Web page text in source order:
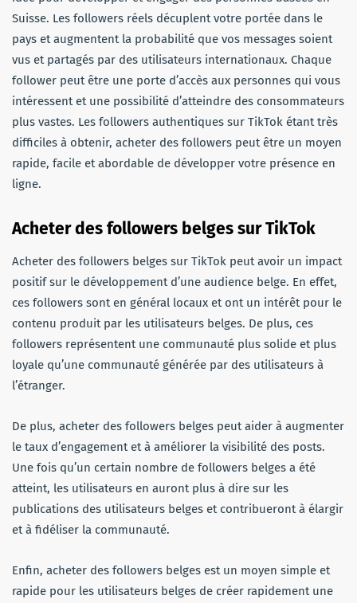
Suisse. Les followers réels décuplent votre portée dans le
pays et augmentent la probabilité que vos messages soient
vus et partagés par des utilisateurs internationaux. Chaque
follower peut être une porte d’accès aux personnes qui vous
intéressent et une possibilité d’atteindre des consommateurs
plus vastes. Les followers authentiques sur TikTok étant très
difficiles à obtenir, acheter des followers peut être un moyen
rapide, facile et abordable de développer votre présence en
ligne.
Acheter des followers belges sur TikTok
Acheter des followers belges sur TikTok peut avoir un impact
positif sur le développement d’une audience belge. En effet,
ces followers sont en général locaux et ont un intérêt pour le
contenu produit par les utilisateurs belges. De plus, ces
followers représentent une communauté plus solide et plus
loyale qu’une communauté générée par des utilisateurs à
l’étranger.
De plus, acheter des followers belges peut aider à augmenter
le taux d’engagement et à améliorer la visibilité des posts.
Une fois qu’un certain nombre de followers belges a été
atteint, les utilisateurs en auront plus à dire sur les
publications des utilisateurs belges et contribueront à élargir
et à fidéliser la communauté.
Enfin, acheter des followers belges est un moyen simple et
rapide pour les utilisateurs belges de créer rapidement une